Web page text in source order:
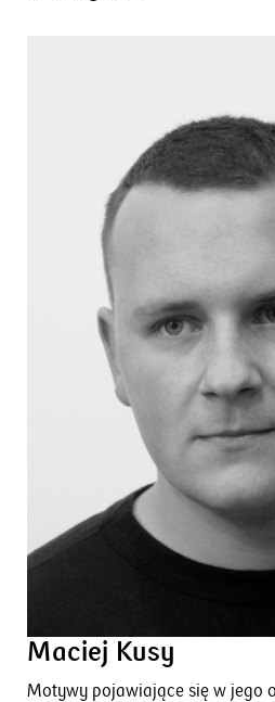
Maciej Kusy
Motywy pojawiające się w jego